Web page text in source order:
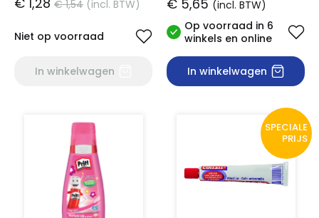
€ 1,54 (incl. BTW)
Niet op voorraad
In winkelwagen
€ 5,65 (incl. BTW)
Op voorraad in 6
winkels en online
In winkelwagen
SPECIALE
PRIJS